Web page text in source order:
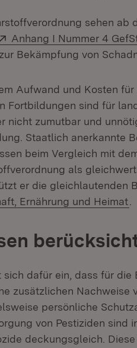
sehen ab
Extern:
Anhang I Nummer 4
Bekämpfung von
Aufwand und Kosten für
Fortbildungen sind für
nicht zumutbar und
Staatlich anerkannte
beim Vergleich mit
als
er die gleichlautenden
Ernährung und Heimat
dafür ein, dass für die
zusätzlichen Nachweise
persönliche
von Pestiziden sind
deckungsgleich.